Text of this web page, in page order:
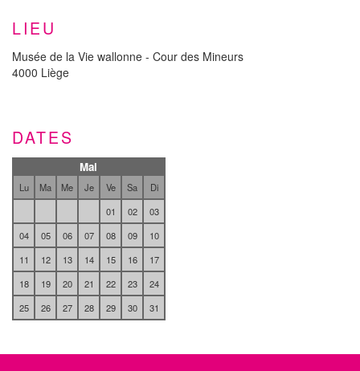
LIEU
Musée de la Vie wallonne - Cour des Mineurs
4000 Liège
DATES
Mai
Lu Ma Me Je Ve Sa
Di
01
02
03
04
05 06 07 08 09
10
11
12 13 14 15 16
17
18
19 20 21 22 23
24
25
26 27 28 29 30 31